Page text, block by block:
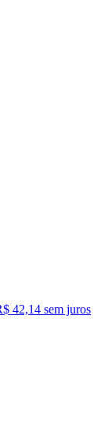
42,14 sem juros